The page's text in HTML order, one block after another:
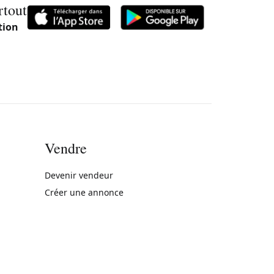
Vendre
Devenir vendeur
Créer une annonce